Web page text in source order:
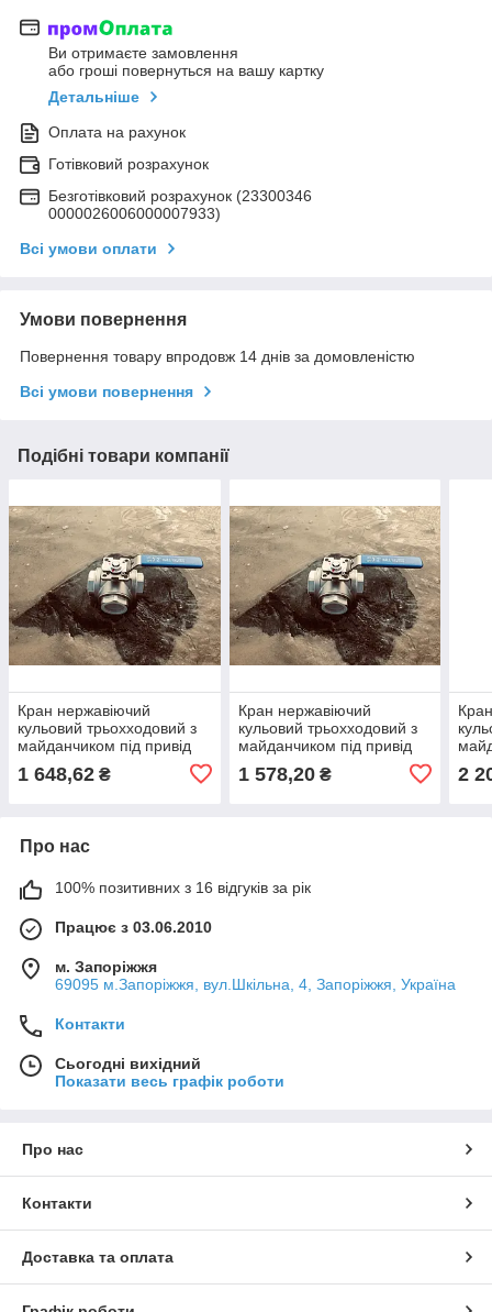
Ви отримаєте замовлення
або гроші повернуться на вашу картку
Детальніше
Оплата на рахунок
Готівковий розрахунок
Безготівковий розрахунок (23300346
0000026006000007933)
Всі умови оплати
Умови повернення
Повернення товару впродовж 14 днів за домовленістю
Всі умови повернення
Подібні товари компанії
Кран нержавіючий
кульовий трьохходовий з
майданчиком під привід
1 648,62 ₴
Кран нержавіючий
кульовий трьохходовий з
майданчиком під привід
1 578,20₴ 2
Про нас
100% позитивних з 16 відгуків за рік
Працює з 03.06.2010
м. Запоріжжя
69095 м.Запоріжжя, вул.Шкільна, 4, Запоріжжя, Україна
Контакти
Сьогодні вихідний
Показати весь графік роботи
Про нас
Контакти
Доставка та оплата